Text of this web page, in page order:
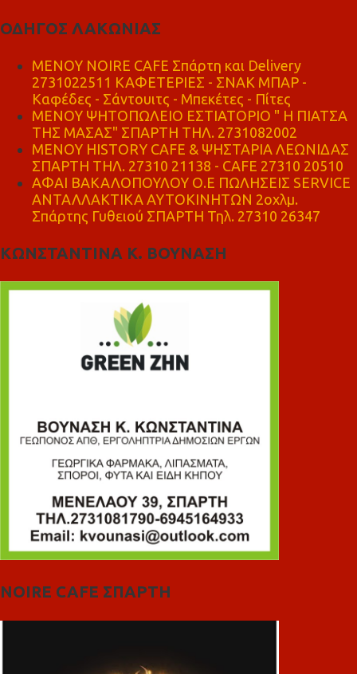
ΟΔΗΓΟΣ ΛΑΚΩΝΙΑΣ
MENOY NOIRE CAFE Σπάρτη και Delivery
2731022511 ΚΑΦΕΤΕΡΙΕΣ - ΣΝΑΚ ΜΠΑΡ -
Καφέδες - Σάντουιτς - Μπεκέτες - Πίτες
ΜΕΝΟΥ ΨΗΤΟΠΩΛΕΙΟ ΕΣΤΙΑΤΟΡΙΟ " Η ΠΙΑΤΣΑ
ΤΗΣ ΜΑΣΑΣ" ΣΠΑΡΤΗ ΤΗΛ. 2731082002
ΜΕΝΟΥ HISTORY CAFE & ΨΗΣΤΑΡΙΑ ΛΕΩΝΙΔΑΣ
ΣΠΑΡΤΗ ΤΗΛ. 27310 21138 - CAFE 27310 20510
ΑΦΑΙ ΒΑΚΑΛΟΠΟΥΛΟΥ Ο.Ε ΠΩΛΗΣΕΙΣ SERVICE
ΑΝΤΑΛΛΑΚΤΙΚΑ ΑΥΤΟΚΙΝΗΤΩΝ 2οχλμ.
Σπάρτης Γυθειού ΣΠΑΡΤΗ Τηλ. 27310 26347
ΚΩΝΣΤΑΝΤΙΝΑ Κ. ΒΟΥΝΑΣΗ
NOIRE CAFE ΣΠΑΡΤΗ